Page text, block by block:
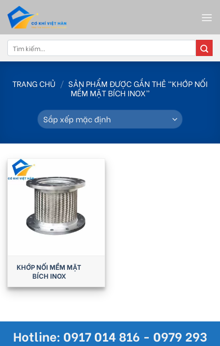
content
Tìm
kiếm:
TRANG CHỦ / SẢN PHẨM ĐƯỢC GẮN THẺ “KHỚP NỐI
MỀM MẶT BÍCH INOX”
KHỚP NỐI MỀM MẶT
BÍCH INOX
Hotline: 0917 014 816 - 0979 293